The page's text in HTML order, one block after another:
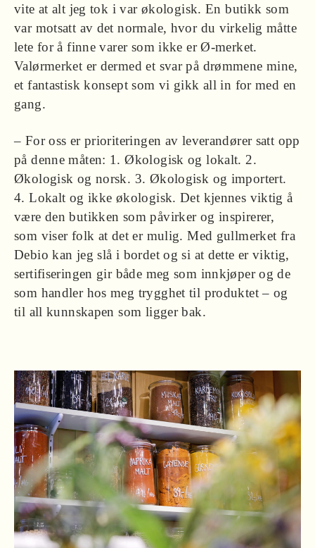
vite at alt jeg tok i var økologisk. En butikk som
var motsatt av det normale, hvor du virkelig måtte
lete for å finne varer som ikke er Ø-merket.
Valørmerket er dermed et svar på drømmene mine,
et fantastisk konsept som vi gikk all in for med en
gang.
– For oss er prioriteringen av leverandører satt opp
på denne måten: 1. Økologisk og lokalt. 2.
Økologisk og norsk. 3. Økologisk og importert.
4. Lokalt og ikke økologisk. Det kjennes viktig å
være den butikken som påvirker og inspirerer,
som viser folk at det er mulig. Med gullmerket fra
Debio kan jeg slå i bordet og si at dette er viktig,
sertifiseringen gir både meg som innkjøper og de
som handler hos meg trygghet til produktet – og
til all kunnskapen som ligger bak.